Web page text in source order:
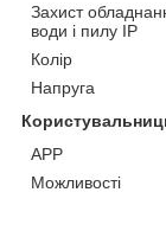
Захист
води і пилу IP
Колір
Напруга
АРР
Можливості